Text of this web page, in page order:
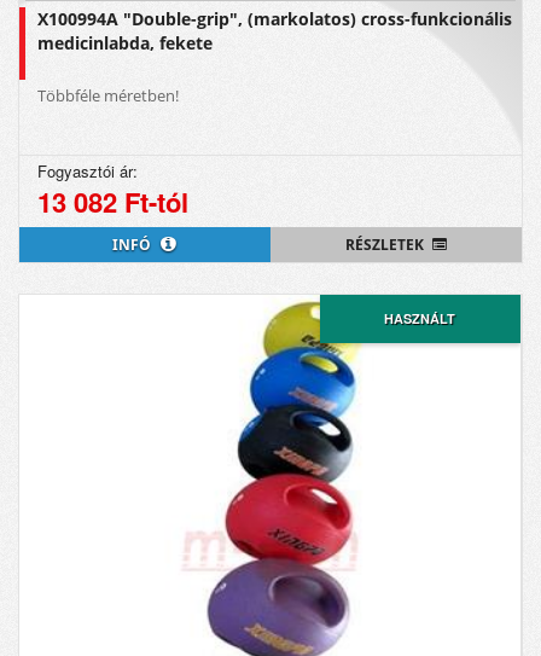
X100994A "Double-grip", (markolatos) cross-funkcionális
medicinlabda, fekete
Többféle méretben!
Fogyasztói ár:
13 082 Ft-tól
RÉSZLETEK
INFÓ
HASZNÁLT